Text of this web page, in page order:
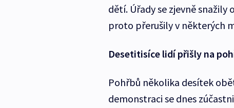
dětí. Úřady se zjevně
proto přerušily v některých
Desetitisíce lidí přišly na
Pohřbů několika desítek
demonstraci se dnes